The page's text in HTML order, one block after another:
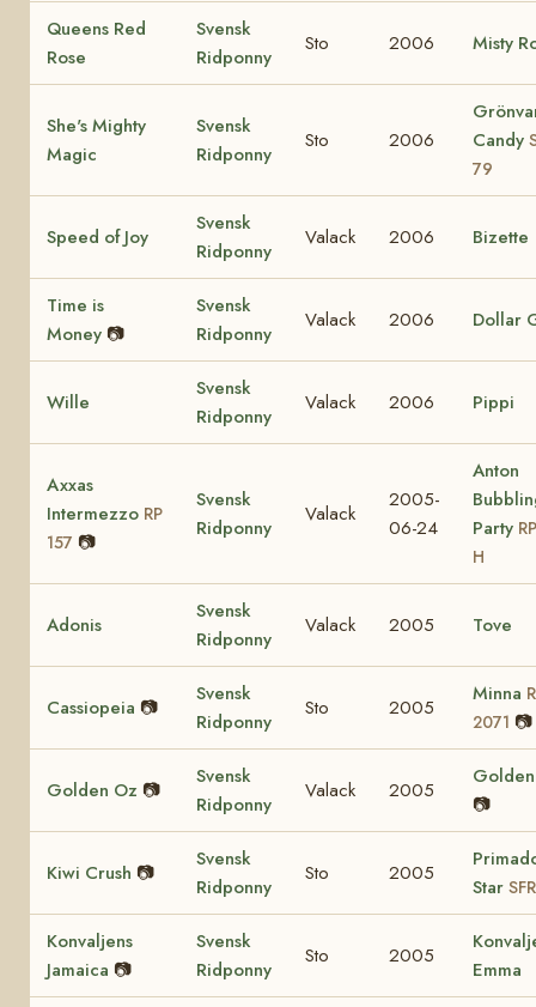
Queens Red
Rose
Svensk
Ridponny
Sto 2006 Misty
She's Mighty
Magic
Svensk
Ridponny
Sto 2006
Candy
79
Speed of Joy
Svensk
Ridponny
Valack 2006 Bizette
Time is
Money 📷
Svensk
Ridponny
Valack 2006 Dollar
Wille
Svensk
Ridponny
Valack 2006 Pippi
Axxas
Intermezzo RP
157 📷
Svensk
Ridponny
Valack
2005-
06-24
Anton
Party
H
Adonis
Svensk
Ridponny
Valack 2005 Tove
Cassiopeia 📷
Svensk
Ridponny
Sto 2005
Minna
2071 📷
Golden Oz 📷
Svensk
Ridponny
Valack 2005
📷
Kiwi Crush 📷
Svensk
Ridponny
Sto 2005
Star
Konvaljens
Jamaica 📷
Svensk
Ridponny
Sto 2005
Emma